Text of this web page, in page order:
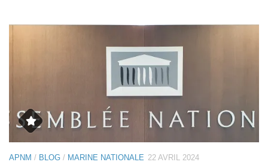
APNM / BLOG / MARINE NATIONALE 22 AVRIL 2024